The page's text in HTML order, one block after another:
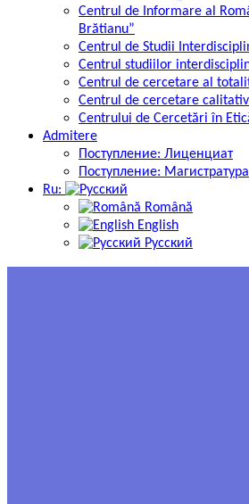
Centrul de Informare al
Brătianu”
Centrul de Studii
Centrul studiilor
Centrul de cercetare al
Centrul de cercetare
Centrului de Cercetări în
Admitere
Поступление: Лиценциат
Поступление: Магистратура
Ru:
Română
English
Русский